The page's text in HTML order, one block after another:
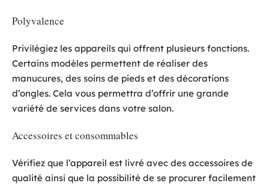
Polyvalence
Privilégiez les appareils qui offrent plusieurs fonctions.
Certains modèles permettent de réaliser des
manucures, des soins de pieds et des décorations
d’ongles. Cela vous permettra d’offrir une grande
variété de services dans votre salon.
Accessoires et consommables
Vérifiez que l’appareil est livré avec des accessoires de
qualité ainsi que la possibilité de se procurer facilement